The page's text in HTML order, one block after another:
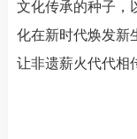
文化传承的种子，
化在新时代焕发新
让非遗薪火代代相